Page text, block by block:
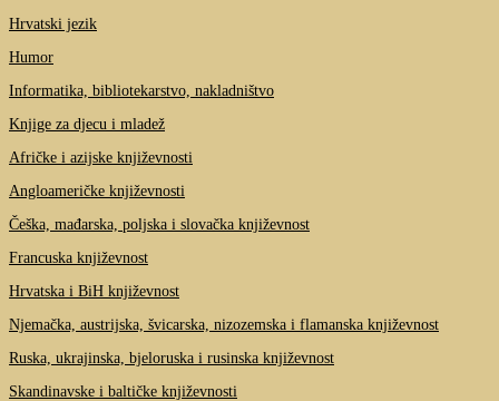
Hrvatski jezik
Humor
Informatika, bibliotekarstvo, nakladništvo
Knjige za djecu i mladež
Afričke i azijske književnosti
Angloameričke književnosti
Češka, mađarska, poljska i slovačka književnost
Francuska književnost
Hrvatska i BiH književnost
Njemačka, austrijska, švicarska, nizozemska i flamanska književnost
Ruska, ukrajinska, bjeloruska i rusinska književnost
Skandinavske i baltičke književnosti